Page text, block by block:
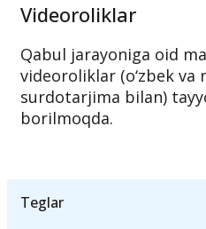
Videoroliklar
Qabul jarayoniga oid
videoroliklar (o‘zbek va
surdotarjima bilan)
borilmoqda.
Teglar